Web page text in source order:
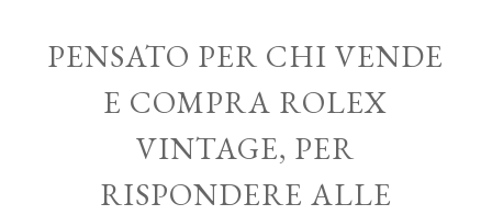
PENSATO PER CHI VENDE
E COMPRA ROLEX
VINTAGE, PER
RISPONDERE ALLE